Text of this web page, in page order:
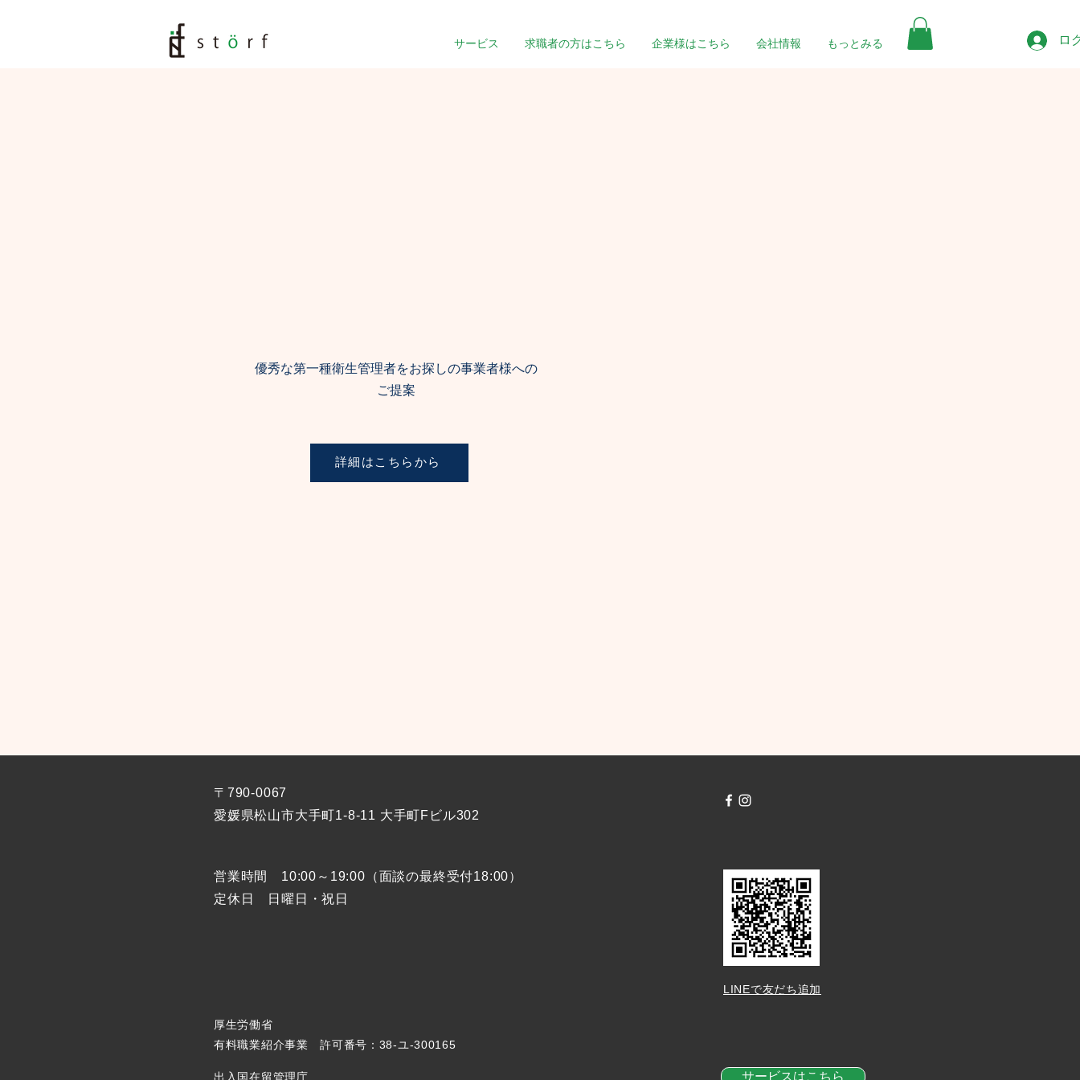
サービス 求職者の方はこちら 企業様はこちら 会社情報 もっとみる ロ
優秀な第一種衛生管理者をお探しの事業者様への
ご提案
詳細はこちらから
〒790-0067
愛媛県松山市大手町1-8-11 大手町Fビル302
営業時間 10:00～19:00（面談の最終受付18:00）
定休日 日曜日・祝日
LINEで友だち追加
厚生労働省
有料職業紹介事業 許可番号：38-ユ-300165
出入国在留管理庁 サービスはこちら